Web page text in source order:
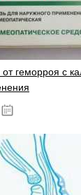
геморроя с